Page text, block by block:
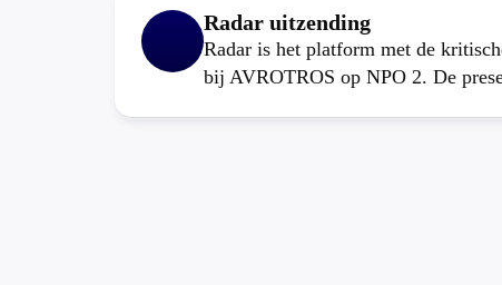
Radar uitzending
Radar is het platform met de
bij AVROTROS op NPO 2. De